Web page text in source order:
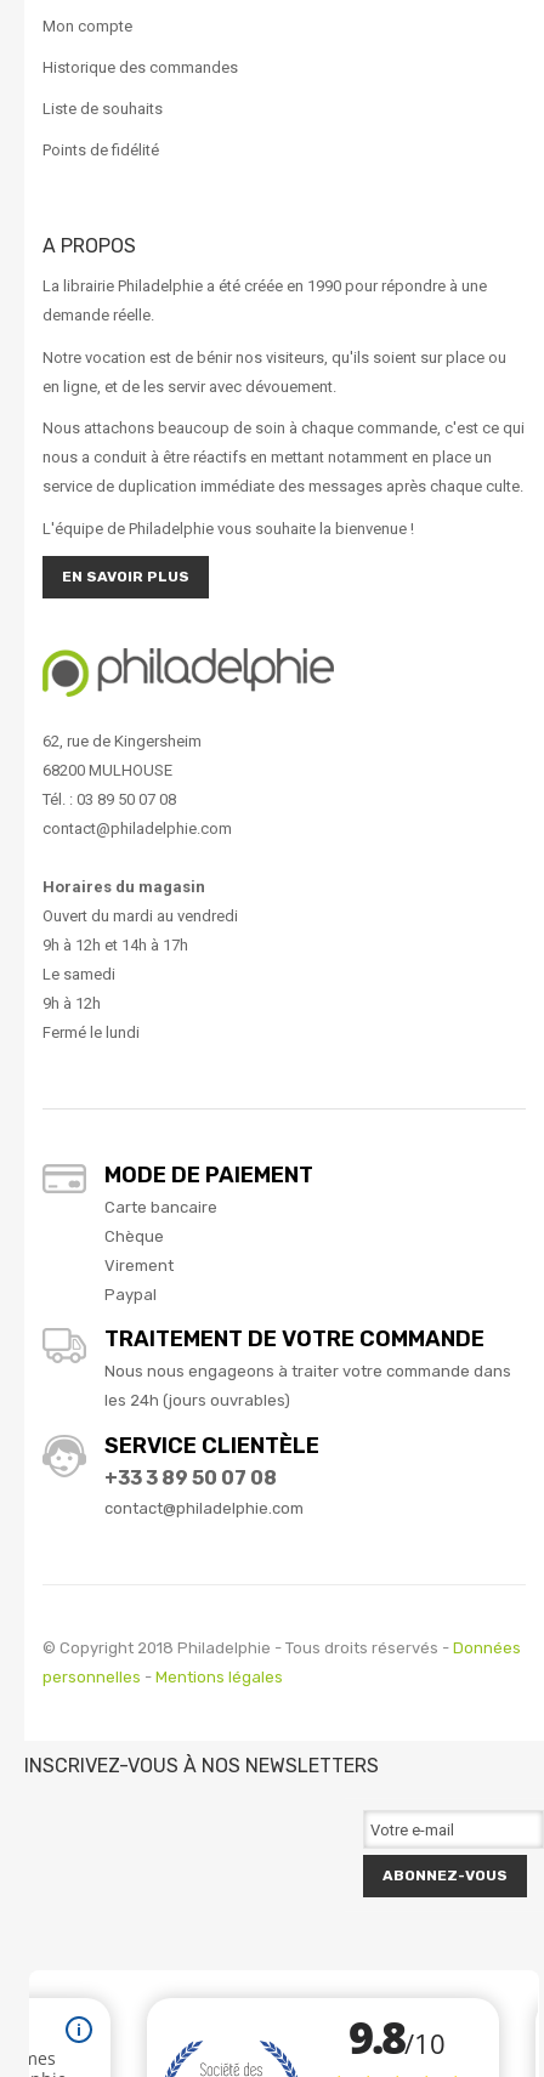
Mon compte
Historique des commandes
Liste de souhaits
Points de fidélité
A PROPOS
La librairie Philadelphie a été créée en 1990 pour répondre à une
demande réelle.
Notre vocation est de bénir nos visiteurs, qu'ils soient sur place ou
en ligne, et de les servir avec dévouement.
Nous attachons beaucoup de soin à chaque commande, c'est ce qui
nous a conduit à être réactifs en mettant notamment en place un
service de duplication immédiate des messages après chaque culte.
L'équipe de Philadelphie vous souhaite la bienvenue !
EN SAVOIR PLUS
62, rue de Kingersheim
68200 MULHOUSE
Tél. : 03 89 50 07 08
contact@philadelphie.com
Horaires du magasin
Ouvert du mardi au vendredi
9h à 12h et 14h à 17h
Le samedi
9h à 12h
Fermé le lundi
MODE DE PAIEMENT
Carte bancaire
Chèque
Virement
Paypal
TRAITEMENT DE VOTRE COMMANDE
Nous nous engageons à traiter votre commande dans
les 24h (jours ouvrables)
SERVICE CLIENTÈLE
+33 3 89 50 07 08
contact@philadelphie.com
© Copyright 2018 Philadelphie - Tous droits réservés - Données
personnelles - Mentions légales
INSCRIVEZ-VOUS À NOS NEWSLETTERS
ABONNEZ-VOUS